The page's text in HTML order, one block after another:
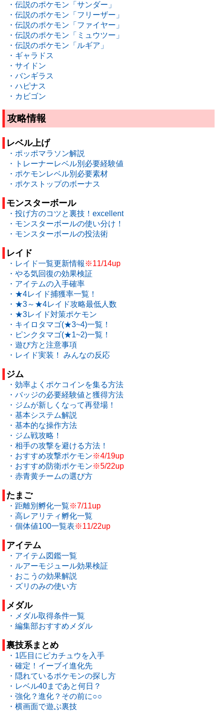
・伝説のポケモン「サンダー」
・伝説のポケモン「フリーザー」
・伝説のポケモン「ファイヤー」
・伝説のポケモン「ミュウツー」
・伝説のポケモン「ルギア」
・ギャラドス
・サイドン
・バンギラス
・ハピナス
・カビゴン
攻略情報
レベル上げ
・ポッポマラソン解説
・トレーナーレベル別必要経験値
・ポケモンレベル別必要素材
・ポケストップのボーナス
モンスターボール
・投げ方のコツと裏技！excellent
・モンスターボールの使い分け！
・モンスターボールの投法術
レイド
・レイド一覧更新情報 ※11/14up
・やる気回復の効果検証
・アイテムの入手確率
・★4レイド捕獲率一覧！
・★3～★4レイド攻略最低人数
・★3レイド対策ポケモン
・キイロタマゴ(★3~4)一覧！
・ピンクタマゴ(★1~2)一覧！
・遊び方と注意事項
・レイド実装！ みんなの反応
ジム
・効率よくポケコインを集る方法
・バッジの必要経験値と獲得方法
・ジムが新しくなって再登場！
・基本システム解説
・基本的な操作方法
・ジム戦攻略！
・相手の攻撃を避ける方法！
・おすすめ攻撃ポケモン※4/19up
・おすすめ防衛ポケモン※5/22up
・赤青黄チームの選び方
たまご
・距離別孵化一覧※7/11up
・高レアリティ孵化一覧
・個体値100一覧表※11/22up
アイテム
・アイテム図鑑一覧
・ルアーモジュール効果検証
・おこうの効果解説
・ズリのみの使い方
メダル
・メダル取得条件一覧
・編集部おすすめメダル
裏技系まとめ
・1匹目にピカチュウを入手
・確定！イーブイ進化先
・隠れているポケモンの探し方
・レベル40まであと何日？
・強化？進化？その前に○○
・横画面で遊ぶ裏技